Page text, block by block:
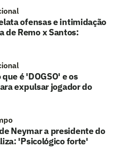
ofensas e intimidação
de Remo x Santos:
é 'DOGSO' e os
expulsar jogador do
Neymar a presidente do
'Psicológico forte'